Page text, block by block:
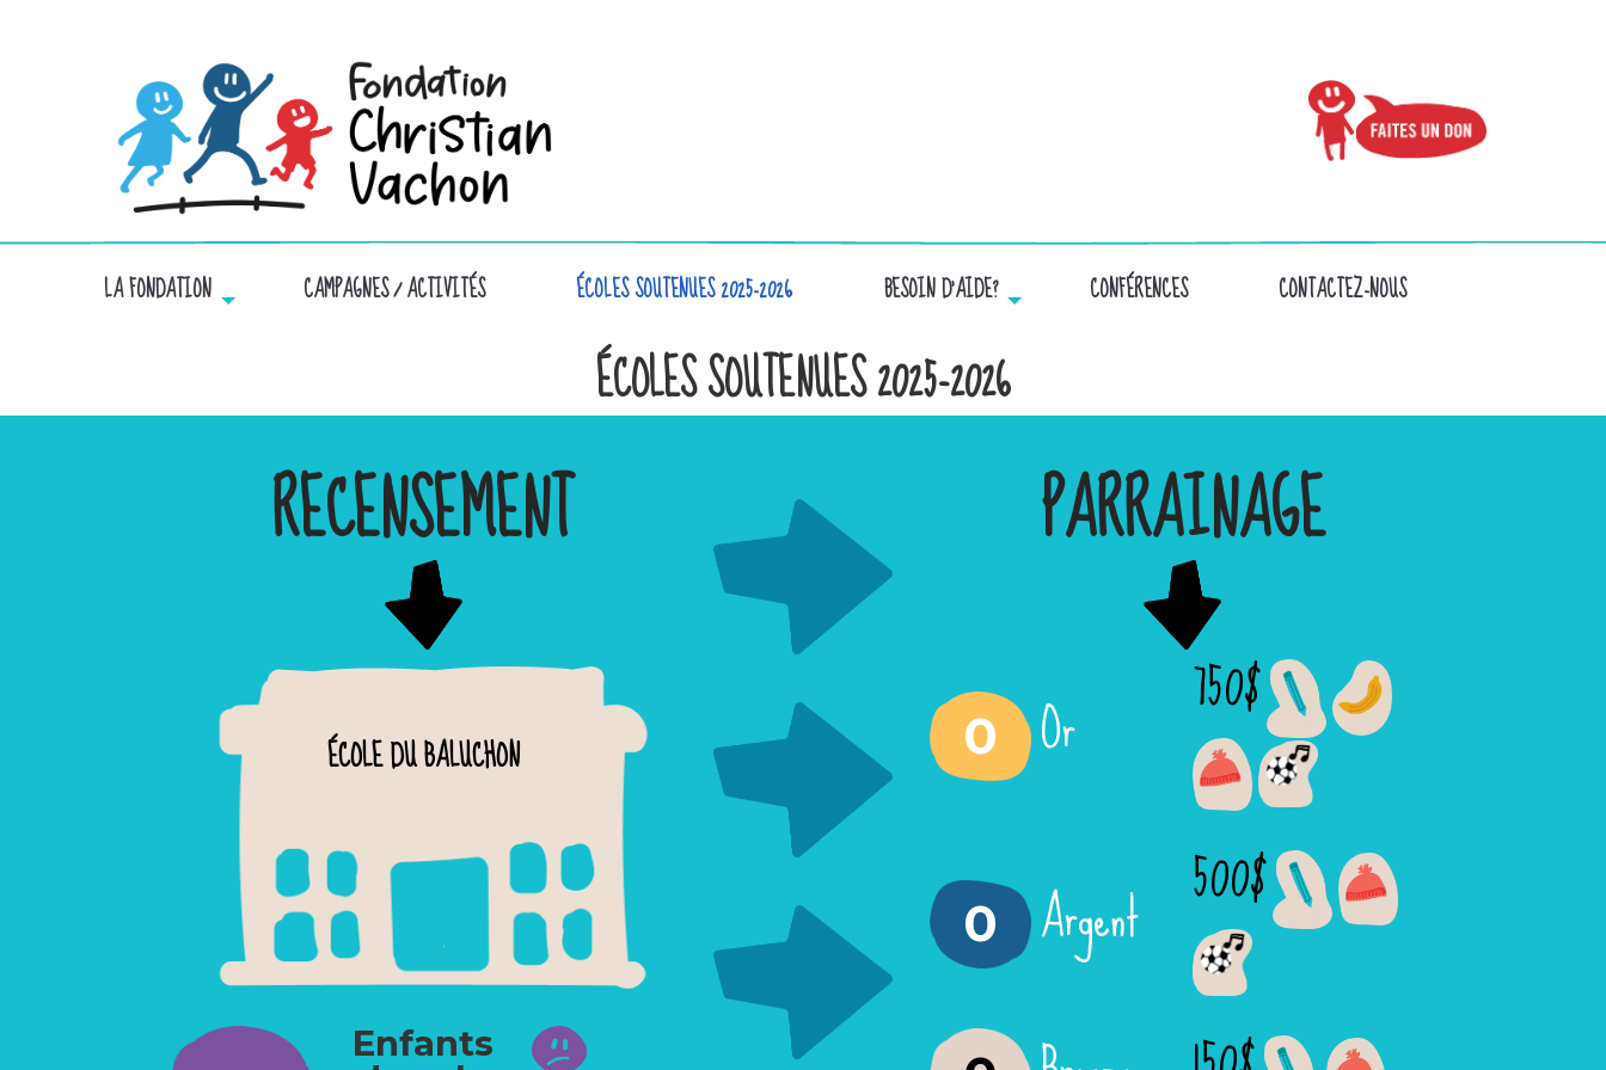
LA FONDATION CAMPAGNES / ACTIVITÉS ÉCOLES SOUTENUES 2025-2026 BESOIN D’AIDE? CONFÉRENCES CONTACTEZ-NOUS
ÉCOLES SOUTENUES 2025-2026
RECENSEMENT
ÉCOLE DU BALUCHON
Enfants
PARRAINAGE
0 Or 750$
0 Argent 500$